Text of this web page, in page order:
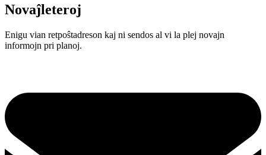
Novaĵleteroj
Enigu vian retpoŝtadreson kaj ni sendos al vi la plej novajn
informojn pri planoj.